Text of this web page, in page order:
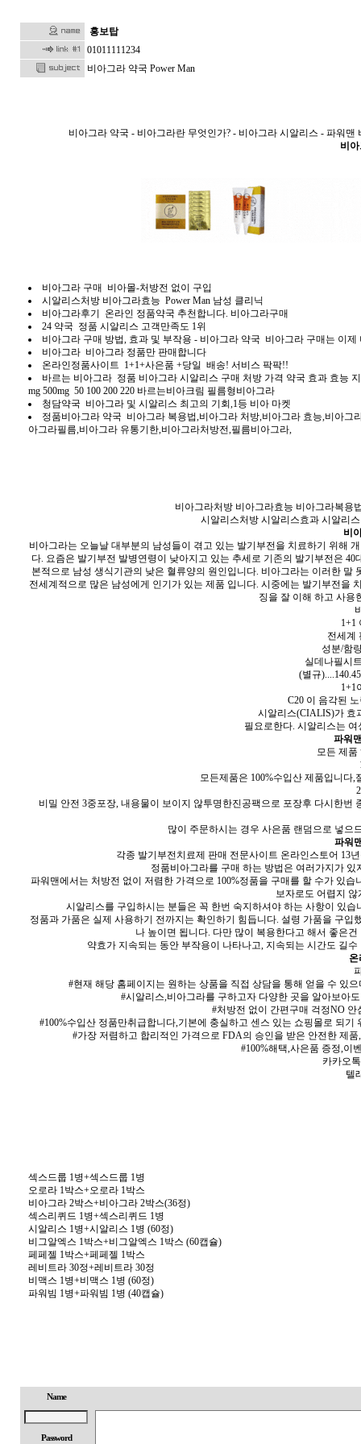
홍보탑
01011111234
비아그라 약국 Power Man
비아그라 약국 - 비아그라란 무엇인가? - 비아그라 시알리스 - 파워
비
비아그라 구매 비아몰-처방전 없이 구입
시알리스처방 비아그라효능 Power Man 남성 클리닉
비아그라후기 온라인 정품약국 추천합니다. 비아그라구매
24 약국 정품 시알리스 고객만족도 1위
비아그라 구매 방법, 효과 및 부작용 - 비아그라 약국 비아그라 구매는 이제
비아그라 비아그라 정품만 판매합니다
온라인정품사이트 1+1+사은품 +당일 배송! 서비스 팍팍!!
바르는 비아그라 정품 비아그라 시알리스 구매 처방 가격 약국 효과 효능
mg 500mg 50 100 200 220 바르는비아크림 필름형비아그라
청담약국 비아그라 및 시알리스 최고의 기회,1등 비아 마켓
정품비아그라 약국 비아그라 복용법,비아그라 처방,비아그라 효능,비아
아그라필름,비아그라 유통기한,비아그라처방전,필름비아그라,
비아그라처방 비아그라효능 비아그라복용
시알리스처방 시알리스효과 시알리
비
비아그라는 오늘날 대부분의 남성들이 겪고 있는 발기부전을 치료하기 위해
다. 요즘은 발기부전 발병연령이 낮아지고 있는 추세로 기존의 발기부전은
본적으로 남성 생식기관의 낮은 혈류양의 원인입니다. 비아그라는 이러한
전세계적으로 많은 남성에게 인기가 있는 제품 입니다. 시중에는 발기부전을
징을 잘 이해 하고 사용
1+1
전세계
성분/함
실데나필시
(별규
1+1
C20 이 음각된
시알리스(CIALIS)가 효
필요로한다. 시알리스는
파워
모든 제품
모든제품은 100%수입산 제품입니다
비밀 안전 3중포장, 내용물이 보이지 않투명한진공팩으로 포장후 다시한
많이 주문하시는 경우 사은품 랜덤으로 넣으
파워
각종 발기부전치료제 판매 전문사이트 온라인스토어 13
정품비아그라를 구매 하는 방법은 여러가지가
파워맨에서는 처방전 없이 저렴한 가격으로 100%정품을 구매를 할 수가 있
보자로도 어렵지
시알리스를 구입하시는 분들은 꼭 한번 숙지하셔야 하는 사항이 있
정품과 가품은 실제 사용하기 전까지는 확인하기 힘듭니다. 설령 가품을 구
나 높이면 됩니다. 다만 많이 복용한다고 해서 좋은
약효가 지속되는 동안 부작용이 나타나고, 지속되는 시간도 길
온
#현재 해당 홈페이지는 원하는 상품을 직접 상담을 통해 얻을 수 있
#시알리스,비아그라를 구하고자 다양한 곳을 알아보아
#처방전 없이 간편구매 걱정NO
#100%수입산 정품만취급합니다,기본에 충실하고 센스 있는 쇼핑몰로 되
#가장 저렴하고 합리적인 가격으로 FDA의 승인을 받은 안전한 제
#100%해택,사은품 증정,이
카카오
텔
섹스드룹 1병+섹스드룹 1병
오로라 1박스+오로라 1박스
비아그라 2박스+비아그라 2박스(36정)
섹스리퀴드 1병+섹스리퀴드 1병
시알리스 1병+시알리스 1병 (60정)
비그알엑스 1박스+비그알엑스 1박스 (60캡슐)
페페젤 1박스+페페젤 1박스
레비트라 30정+레비트라 30정
비맥스 1병+비맥스 1병 (60정)
파워빔 1병+파워빔 1병 (40캡슐)
Name
Password